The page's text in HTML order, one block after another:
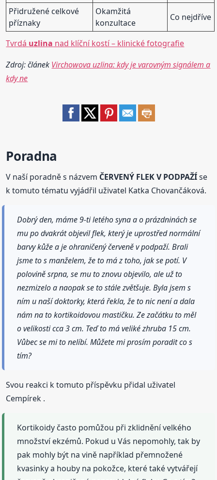
Přidružené celkové
příznaky
Okamžitá
konzultace
Co nejdříve
Tvrdá uzlina nad klíční kostí – klinické fotografie
Zdroj: článek Virchowova uzlina: kdy je varovným signálem a
kdy ne
Poradna
V naší poradně s názvem ČERVENÝ FLEK V PODPAŽÍse
k tomuto tématu vyjádřil uživatel Katka Chovančáková.
Dobrý den, máme 9-ti letého syna a o prázdninách se
mu po dvakrát objevil flek, který je uprostřed normální
barvy kůže a je ohraničený červeně v podpaží. Brali
jsme to s manželem, že to má z toho, jak se potí. V
polovině srpna, se mu to znovu objevilo, ale už to
nezmizelo a naopak se to stále zvětšuje. Byla jsem s
ním u naší doktorky, která řekla, že to nic není a dala
nám na to kortikoidovou mastičku. Ze začátku to měl
o velikosti cca 3 cm. Teď to má veliké zhruba 15 cm.
Vůbec se mi to nelíbí. Můžete mi prosím poradit co s
tím?
Svou reakci k tomuto příspěvku přidal uživatel
Cempírek .
Kortikoidy často pomůžou při zklidnění velkého
množství ekzémů. Pokud u Vás nepomohly, tak by
pak mohly být na vině například přemnožené
kvasinky a houby na pokožce, které také vytvářejí